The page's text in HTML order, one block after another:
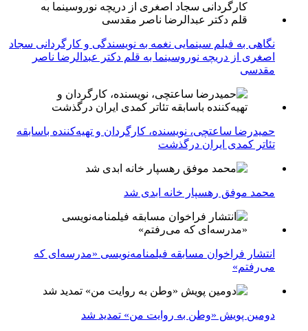
نگاهی به فیلم سینمایی نغمه به نویسندگی و کارگردانی سجاد
اصغری از دریچه نوروسینما به قلم دکتر عبدالرضا ناصر
مقدسی
حمیدرضا ساعتچی، نویسنده، کارگردان و تهیه‌کننده باسابقه
تئاتر کمدی ایران درگذشت
محمد موفق رهسپار خانه ابدی شد
انتشار فراخوان مسابقه فیلمنامه‌نویسی «مدرسه‌ای که
می‌رفتم»
دومین پویش «وطن به روایت من» تمدید شد